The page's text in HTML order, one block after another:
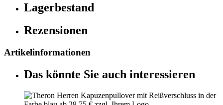
Lagerbestand
Rezensionen
Artikelinformationen
Das könnte Sie auch interessieren